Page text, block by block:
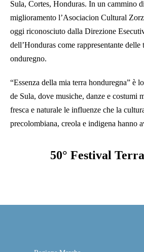
Sula, Cortes, Honduras. In un cammino
miglioramento l’Asociacion Cultural
oggi riconosciuto dalla Direzione
dell’Honduras come rappresentante
onduregno.
“Essenza della mia terra honduregna” è
de Sula, dove musiche, danze e costumi
fresca e naturale le influenze che la
precolombiana, creola e indigena hanno
50° Festival